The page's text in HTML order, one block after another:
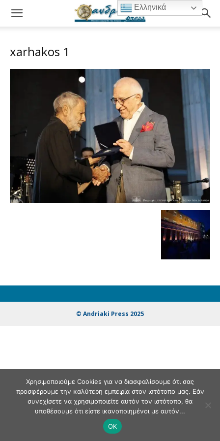
xarhakos 1
© Andriaki Press 2025
Ελληνικά
Χρησιμοποιούμε Cookies για να διασφαλίσουμε ότι σας
προσφέρουμε την καλύτερη εμπειρία στον ιστότοπο μας. Εάν
συνεχίσετε να χρησιμοποιείτε αυτόν τον ιστότοπο, θα
υποθέσουμε ότι είστε ικανοποιημένοι με αυτόν...
OK